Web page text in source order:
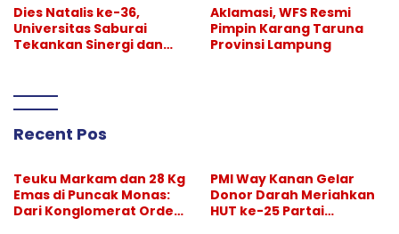
Sejarah
Warga Antusias
Berdonor
Dies Natalis ke-36,
Universitas Saburai
Tekankan Sinergi dan
Aklamasi, WFS Resmi
Pimpin Karang Taruna
Provinsi Lampung
Recent Pos
Teuku Markam dan 28 Kg
Emas di Puncak Monas:
Dari Konglomerat Orde
PMI Way Kanan Gelar
Donor Darah Meriahkan
HUT ke-25 Partai